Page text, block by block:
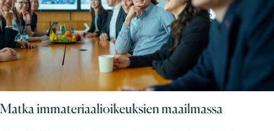
Matka immateriaalioikeuksien maailmassa